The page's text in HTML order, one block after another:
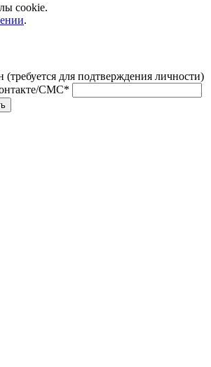
cookie.
.
для подтверждения личности)
СМС*